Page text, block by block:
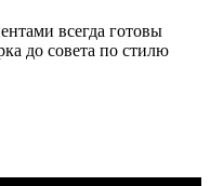
всегда готовы
до совета по стилю